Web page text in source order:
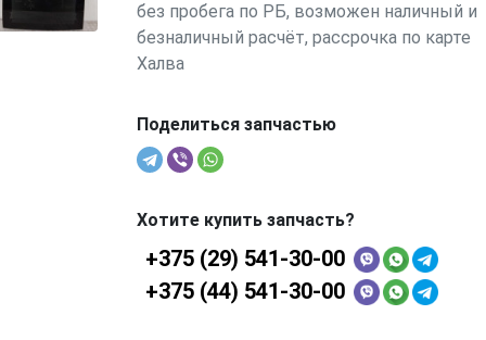
без пробега по РБ, возможен наличный и
безналичный расчёт, рассрочка по карте
Халва
Поделиться запчастью
Хотите купить запчасть?
+375 (29) 541-30-00
+375 (44) 541-30-00